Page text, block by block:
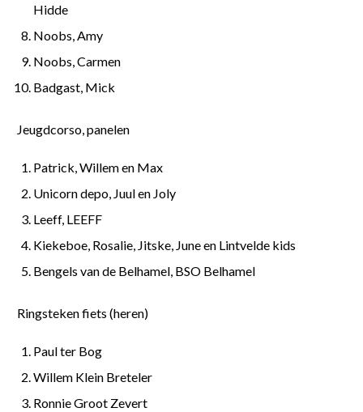
Hidde
Noobs, Amy
Noobs, Carmen
Badgast, Mick
Jeugdcorso, panelen
Patrick, Willem en Max
Unicorn depo, Juul en Joly
Leeff, LEEFF
Kiekeboe, Rosalie, Jitske, June en Lintvelde kids
Bengels van de Belhamel, BSO Belhamel
Ringsteken fiets (heren)
Paul ter Bog
Willem Klein Breteler
Ronnie Groot Zevert